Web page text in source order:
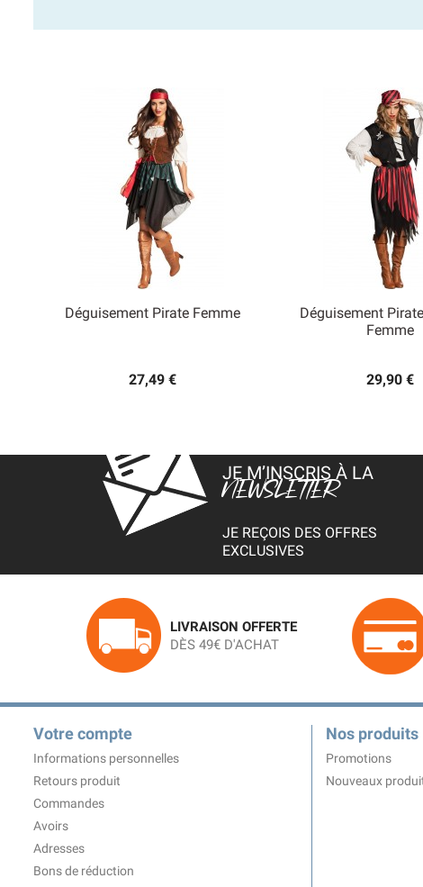
Déguisement Pirate Femme
27,49 €
Déguisement
Femme
29,90 €
Aperçu
JE M’INSCRIS À LA
NEWSLETTER
JE REÇOIS DES OFFRES
EXCLUSIVES
LIVRAISON OFFERTE
DÈS 49€ D'ACHAT
Votre compte
Informations personnelles
Retours produit
Commandes
Avoirs
Adresses
Bons de réduction
Nos produits
Promotions
Nouveaux